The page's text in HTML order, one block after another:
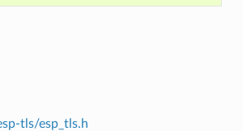
tls/esp_tls.h